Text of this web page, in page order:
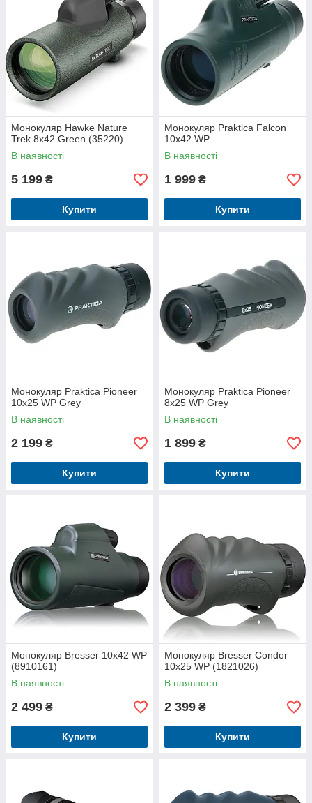
Монокуляр Hawke Nature
Trek 8x42 Green (35220)
В наявності
5 199 ₴
Купити
Монокуляр Praktica Falcon
10x42 WP
В наявності
1 999 ₴
Купити
Монокуляр Praktica Pioneer
10x25 WP Grey
В наявності
2 199 ₴
Купити
Монокуляр Praktica Pioneer
8x25 WP Grey
В наявності
1 899 ₴
Купити
Монокуляр Bresser 10x42 WP
(8910161)
В наявності
2 499 ₴
Купити
Монокуляр Bresser Condor
10x25 WP (1821026)
В наявності
2 399 ₴
Купити